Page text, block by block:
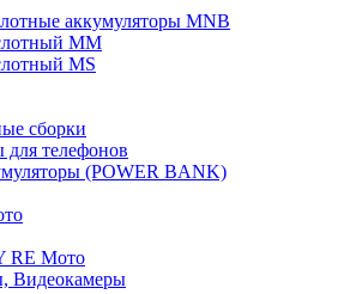
аккумуляторы MNB
MM
MS
сборки
телефонов
(POWER BANK)
RE Мото
Видеокамеры